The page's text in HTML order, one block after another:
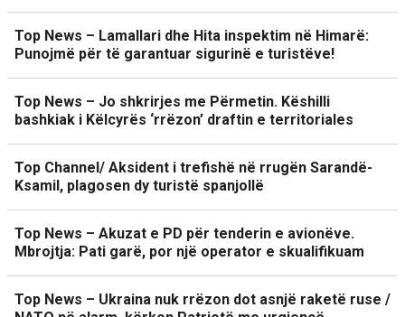
Top News – Lamallari dhe Hita inspektim në Himarë:
Punojmë për të garantuar sigurinë e turistëve!
Top News – Jo shkrirjes me Përmetin. Këshilli
bashkiak i Këlcyrës ‘rrëzon’ draftin e territoriales
Top Channel/ Aksident i trefishë në rrugën Sarandë-
Ksamil, plagosen dy turistë spanjollë
Top News – Akuzat e PD për tenderin e avionëve.
Mbrojtja: Pati garë, por një operator e skualifikuam
Top News – Ukraina nuk rrëzon dot asnjë raketë ruse /